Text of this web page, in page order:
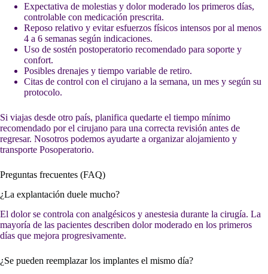
Expectativa de molestias y dolor moderado los primeros días,
controlable con medicación prescrita.
Reposo relativo y evitar esfuerzos físicos intensos por al menos
4 a 6 semanas según indicaciones.
Uso de sostén postoperatorio recomendado para soporte y
confort.
Posibles drenajes y tiempo variable de retiro.
Citas de control con el cirujano a la semana, un mes y según su
protocolo.
Si viajas desde otro país, planifica quedarte el tiempo mínimo
recomendado por el cirujano para una correcta revisión antes de
regresar. Nosotros podemos ayudarte a organizar alojamiento y
transporte Posoperatorio.
Preguntas frecuentes (FAQ)
¿La explantación duele mucho?
El dolor se controla con analgésicos y anestesia durante la cirugía. La
mayoría de las pacientes describen dolor moderado en los primeros
días que mejora progresivamente.
¿Se pueden reemplazar los implantes el mismo día?